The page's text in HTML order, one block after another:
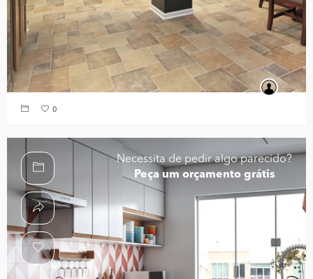
0
Necessita de pedir algo parecido?
Peça um orçamento grátis